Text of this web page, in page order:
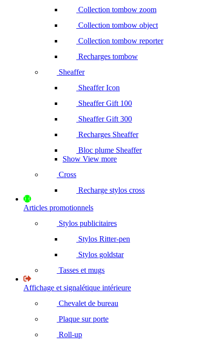
Collection tombow zoom
Collection tombow object
Collection tombow reporter
Recharges tombow
Sheaffer
Sheaffer Icon
Sheaffer Gift 100
Sheaffer Gift 300
Recharges Sheaffer
Bloc plume Sheaffer
Show View more
Cross
Recharge stylos cross
Articles promotionnels
Stylos publicitaires
Stylos Ritter-pen
Stylos goldstar
Tasses et mugs
Affichage et signalétique intérieure
Chevalet de bureau
Plaque sur porte
Roll-up